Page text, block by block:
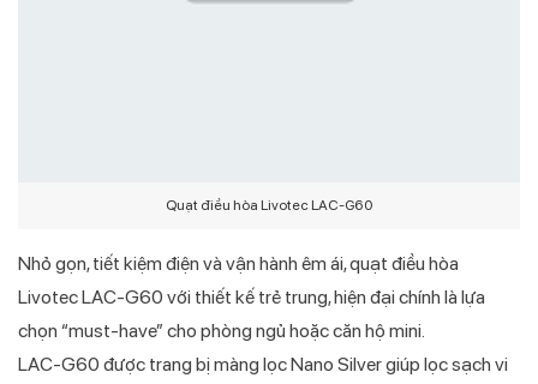
Quạt điều hòa Livotec LAC-G60
Nhỏ gọn, tiết kiệm điện và vận hành êm ái, quạt điều hòa
Livotec LAC-G60 với thiết kế trẻ trung, hiện đại chính là lựa
chọn “must-have” cho phòng ngủ hoặc căn hộ mini.
LAC-G60 được trang bị màng lọc Nano Silver giúp lọc sạch vi